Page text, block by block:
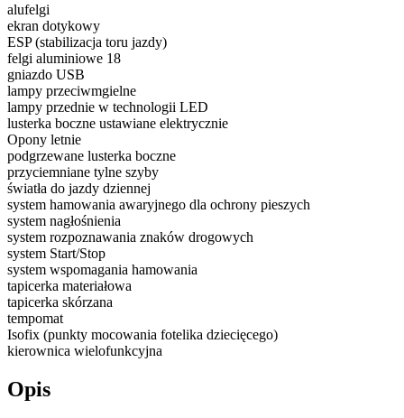
alufelgi
ekran dotykowy
ESP (stabilizacja toru jazdy)
felgi aluminiowe 18
gniazdo USB
lampy przeciwmgielne
lampy przednie w technologii LED
lusterka boczne ustawiane elektrycznie
Opony letnie
podgrzewane lusterka boczne
przyciemniane tylne szyby
światła do jazdy dziennej
system hamowania awaryjnego dla ochrony pieszych
system nagłośnienia
system rozpoznawania znaków drogowych
system Start/Stop
system wspomagania hamowania
tapicerka materiałowa
tapicerka skórzana
tempomat
Isofix (punkty mocowania fotelika dziecięcego)
kierownica wielofunkcyjna
Opis